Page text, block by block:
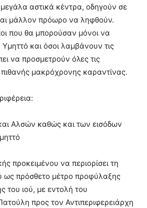
αστικά κέντρα, οδηγούν σε
μάλλον πρόωρο να ληφθούν.
που θα μπορούσαν μόνοι να
και όσοι λαμβάνουν τις
να προσμετρούν όλες τις
μακρόχρονης καραντίνας.
Αλσών καθώς και των εισόδων
προκειμένου να περιορίσει τη
ως πρόσθετο μέτρο προφύλαξης
του ιού, με εντολή του
προς τον Αντιπεριφερειάρχη